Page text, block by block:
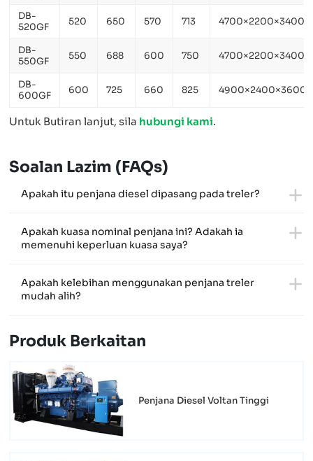
DB-
520GF
520 650 570 713 4700×2200×3400
DB-
550GF
550 688 600 750 4700×2200×3400
DB-
600GF
600 725 660 825 4900×2400×3600
Untuk Butiran lanjut, sila hubungi kami.
Soalan Lazim (FAQs)
Apakah itu penjana diesel dipasang pada treler?
Apakah kuasa nominal penjana ini? Adakah ia
memenuhi keperluan kuasa saya?
Apakah kelebihan menggunakan penjana treler
mudah alih?
Produk Berkaitan
Penjana Diesel Voltan Tinggi